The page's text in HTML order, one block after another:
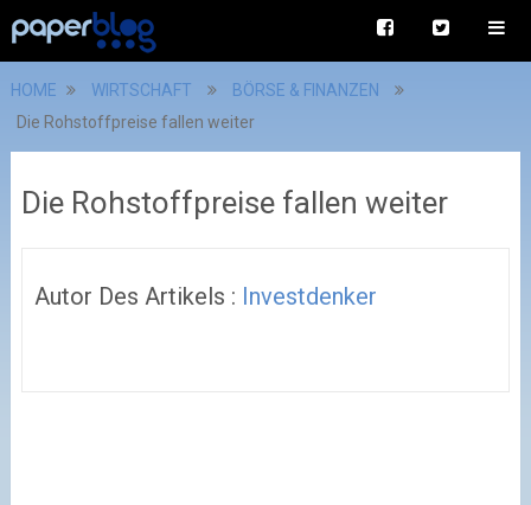
HOME WIRTSCHAFT
BÖRSE & FINANZEN
Die Rohstoffpreise fallen weiter
Die Rohstoffpreise fallen weiter
Autor Des Artikels : Investdenker